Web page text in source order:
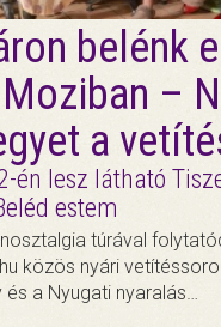
belénk
–
a
én lesz látható
estem
túrával
közös nyári
a Nyugati nyaralás…